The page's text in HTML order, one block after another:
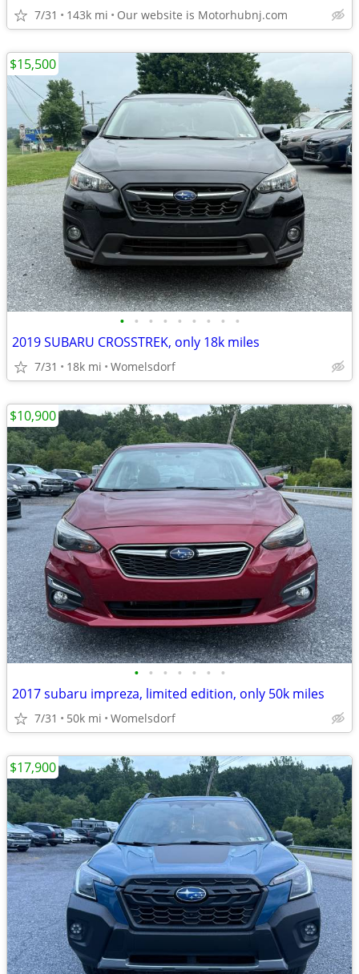
7/31 143k mi Our website is Motorhubnj.com
• • • • • • • • •
2019 SUBARU CROSSTREK, only 18k miles
7/31 18k mi Womelsdorf
$15,500
• • • • • • •
2017 subaru impreza, limited edition, only 50k miles
7/31 50k mi Womelsdorf
$10,900
$17,900